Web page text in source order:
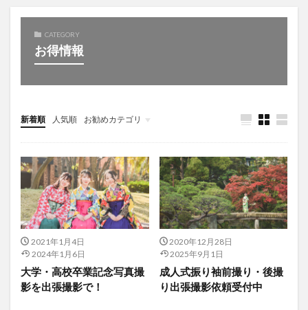
CATEGORY
お得情報
新着順 人気順 お勧めカテゴリ
未分類
2021年1月4日
2024年1月6日
大学・高校卒業記念写真撮
影を出張撮影で！
2020年12月28日
2025年9月1日
成人式振り袖前撮り・後撮
り出張撮影依頼受付中